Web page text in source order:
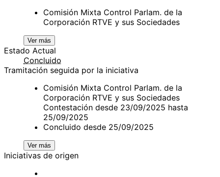
Comisión Mixta Control Parlam. de la
Corporación RTVE y sus Sociedades
Ver más
Estado Actual
Concluido
Tramitación seguida por la iniciativa
Comisión Mixta Control Parlam. de la
Corporación RTVE y sus Sociedades
Contestación desde 23/09/2025 hasta
25/09/2025
Concluido desde 25/09/2025
Ver más
Iniciativas de origen